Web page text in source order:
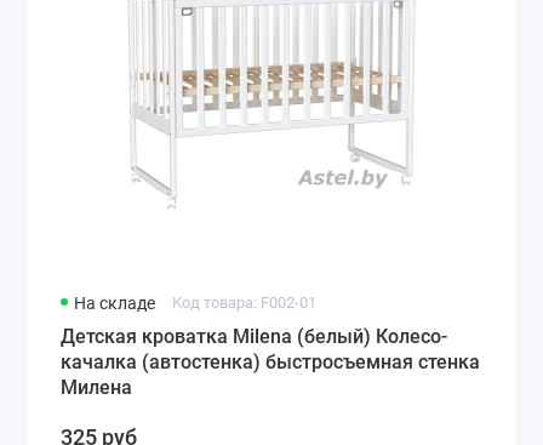
На складе Код товара: F002-01
Детская кроватка Milena (белый) Колесо-
качалка (автостенка) быстросъемная стенка
Милена
325 руб